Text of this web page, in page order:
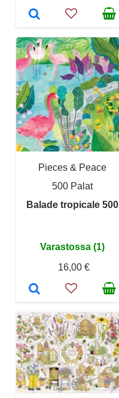
Pieces & Peace
500 Palat
Balade tropicale 500
Varastossa (1)
16,00 €